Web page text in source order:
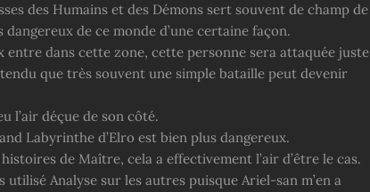
des Humains et des Démons sert souvent de champ de
dangereux de ce monde d’une certaine façon.
entre dans cette zone, cette personne sera attaquée juste
que très souvent une simple bataille peut devenir
l’air déçue de son côté.
Labyrinthe d’Elro est bien plus dangereux.
de Maître, cela a effectivement l’air d’être le cas.
utilisé Analyse sur les autres puisque Ariel-san m’en a